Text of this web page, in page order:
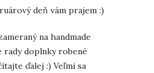
deň vám prajem :)
na handmade
rady doplnky robené
ďalej :) Veľmi sa